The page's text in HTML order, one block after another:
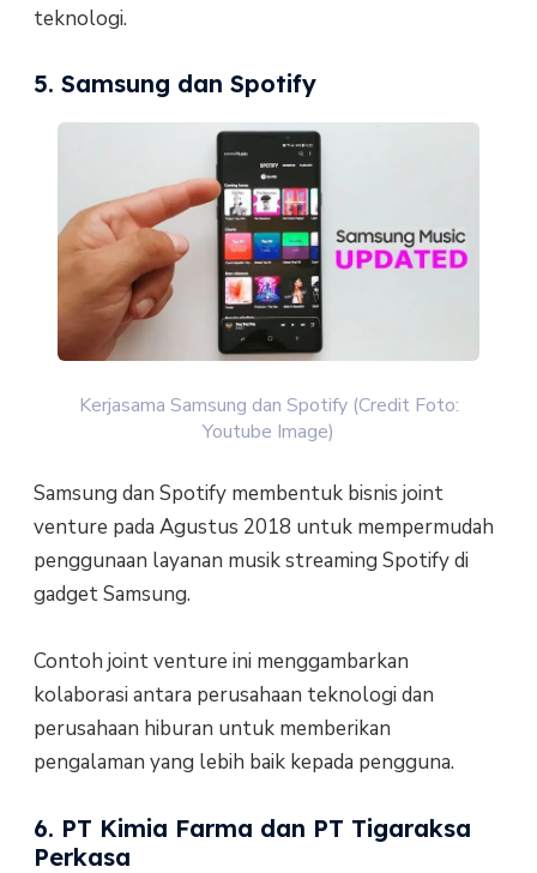
teknologi.
5. Samsung dan Spotify
Kerjasama Samsung dan Spotify (Credit Foto:
Youtube Image)
Samsung dan Spotify membentuk bisnis joint
venture pada Agustus 2018 untuk mempermudah
penggunaan layanan musik streaming Spotify di
gadget Samsung.
Contoh joint venture ini menggambarkan
kolaborasi antara perusahaan teknologi dan
perusahaan hiburan untuk memberikan
pengalaman yang lebih baik kepada pengguna.
6. PT Kimia Farma dan PT Tigaraksa
Perkasa